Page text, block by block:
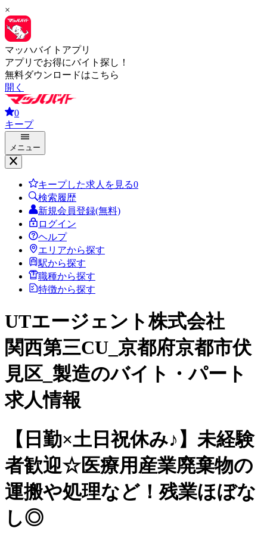
×
マッハバイトアプリ
アプリでお得にバイト探し！
無料ダウンロードはこちら
開く
0
キープ
メニュー
キープした求人を見る0
検索履歴
新規会員登録(無料)
ログイン
ヘルプ
エリアから探す
駅から探す
職種から探す
特徴から探す
UTエージェント株式会社
関西第三CU_京都府京都市伏
見区_製造のバイト・パート
求人情報
【日勤×土日祝休み♪】未経験
者歓迎☆医療用産業廃棄物の
運搬や処理など！残業ほぼな
し◎